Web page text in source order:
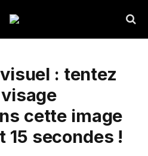
: tentez
cette image
15 secondes !